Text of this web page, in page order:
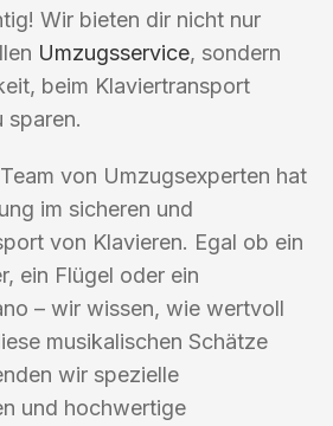
Wir bieten dir nicht nur
Umzugsservice, sondern
beim Klaviertransport
sparen.
von Umzugsexperten hat
im sicheren und
von Klavieren. Egal ob ein
ein Flügel oder ein
– wir wissen, wie wertvoll
musikalischen Schätze
wir spezielle
und hochwertige